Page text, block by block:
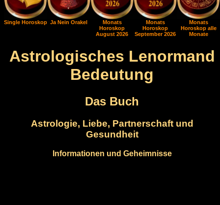
Single Horoskop Ja Nein Orakel
Monats
Horoskop
August 2026
Monats
Horoskop
September 2026
Monats
Horoskop alle
Monate
Astrologisches Lenormand
Bedeutung
Das Buch
Astrologie, Liebe, Partnerschaft und
Gesundheit
Informationen und Geheimnisse